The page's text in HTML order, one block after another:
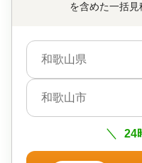
を含めた一括
和歌山県
和歌山市
24